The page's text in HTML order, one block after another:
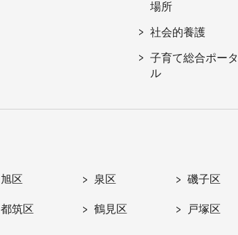
場所
社会的養護
子育て総合ポータ
ル
旭区 泉区 磯子区
都筑区 鶴見区 戸塚区